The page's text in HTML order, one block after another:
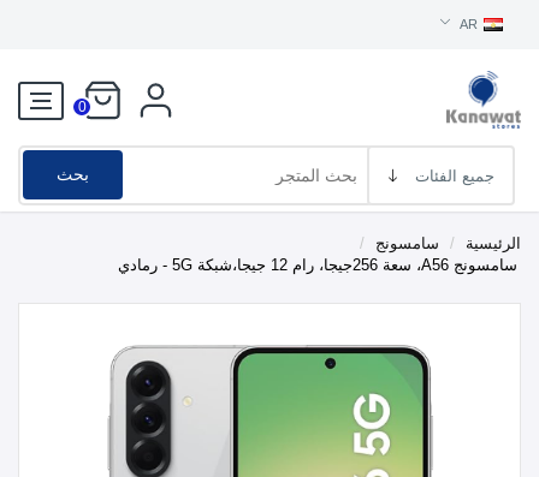
AR
0
بحث
الرئيسية / سامسونج
/
سامسونج A56، سعة 256جيجا، رام 12 جيجا،شبكة 5G - رمادي